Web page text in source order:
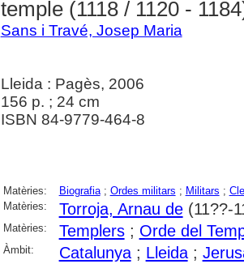
temple (1118 / 1120 -
Sans i Travé, Josep Maria
Lleida : Pagès, 2006
156 p. ; 24 cm
ISBN 84-9779-464-8
Matèries: Biografia; Ordes militars ; Militars ;
Matèries:
Torroja, Arnau de(11??-
Matèries: Templers; Orde del
Àmbit: Catalunya; Lleida;